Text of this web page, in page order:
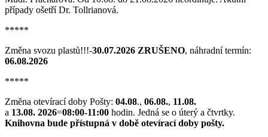
případy ošetří Dr. Tollrianová.
*****
Změna svozu plastů!!!-30.07.2026 ZRUŠENO, náhradní termín:
06.08.2026
*****
Změna otevírací doby Pošty: 04.08., 06.08., 11.08.
a 13.08. 2026=08:00-11:00 hodin. Jedná se o úterý a čtvrtky.
Knihovna bude přístupná v době otevírací doby pošty.